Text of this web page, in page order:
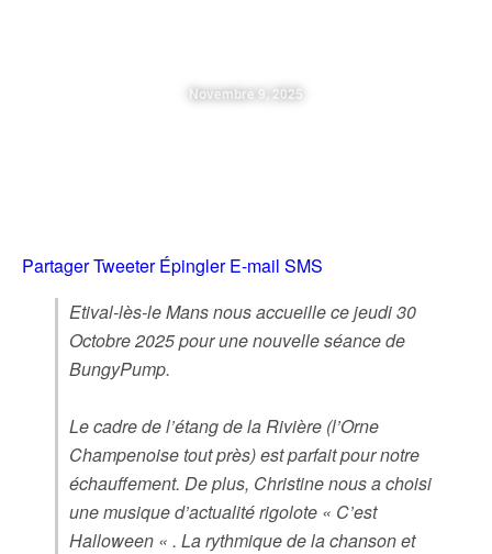
Novembre 9, 2025
PartagerTweeter Épingler E-mail SMS
Etival-lès-le Mans nous accueille ce jeudi 30
Octobre 2025 pour une nouvelle séance de
BungyPump.
Le cadre de l’étang de la Rivière (l’Orne
Champenoise tout près) est parfait pour notre
échauffement. De plus, Christine nous a choisi
une musique d’actualité rigolote « C’est
Halloween « . La rythmique de la chanson et